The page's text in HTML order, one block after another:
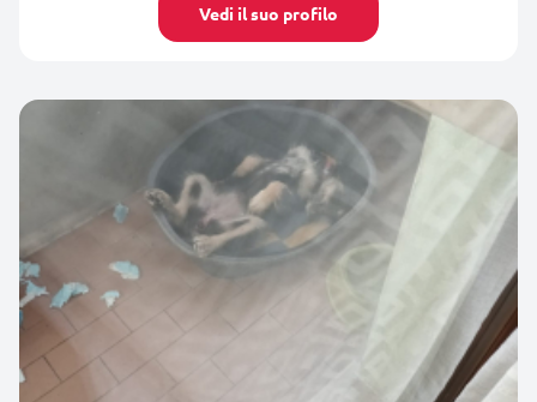
Vedi il suo profilo